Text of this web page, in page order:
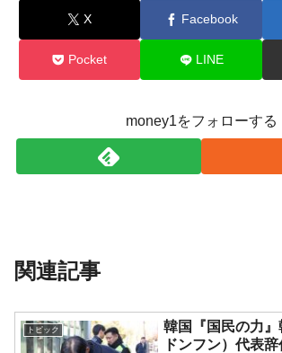
える賞金とは？
Fact1 平成仮面ライダーの意外すぎるモ
Fact1
日本人マスターズ挑戦の歴史。松
だった選手とは？
X Facebook
Pocket LINE
money1をフォローする
関連記事
トピック
韓国『国民の力』
ドンフン）代表